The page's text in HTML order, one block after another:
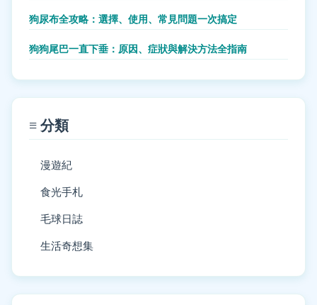
狗尿布全攻略：選擇、使用、常見問題一次搞定
狗狗尾巴一直下垂：原因、症狀與解決方法全指南
≡ 分類
漫遊紀
食光手札
毛球日誌
生活奇想集